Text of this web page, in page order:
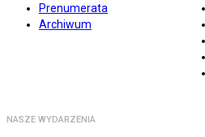
Prenumerata
Archiwum
NASZE WYDARZENIA